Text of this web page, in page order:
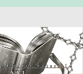
くって空気抵
ファのコスプレ